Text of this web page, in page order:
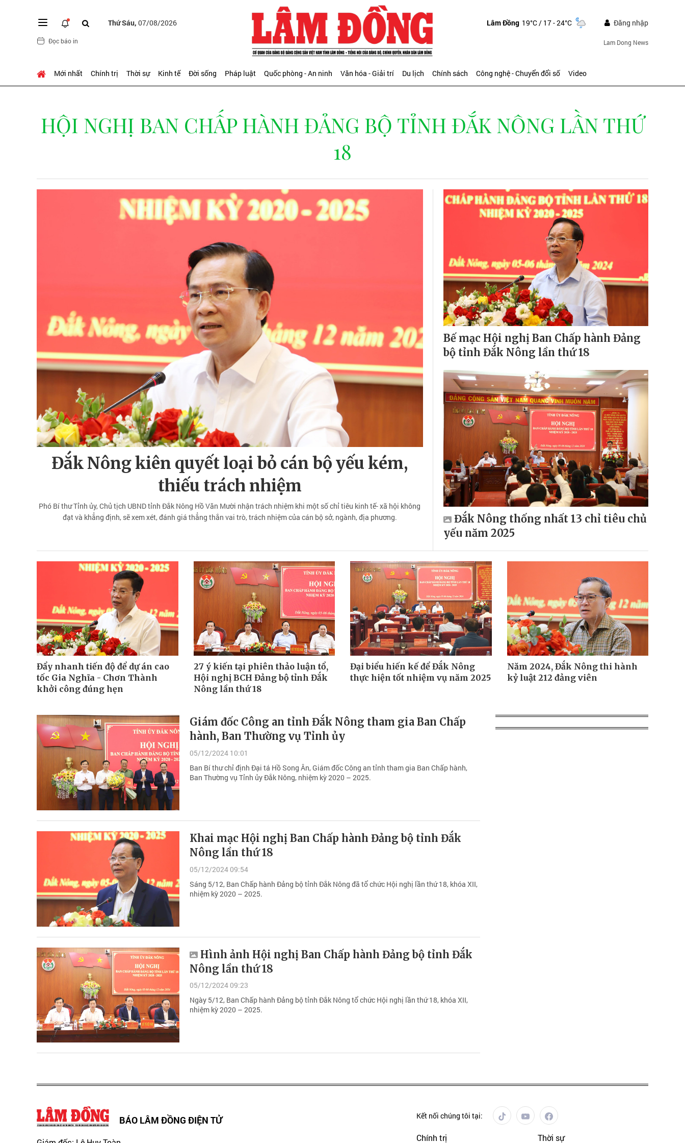
Thứ Sáu, 07/08/2026
Đọc báo in
Lâm Đồng 19°C/ 17 - 24°C Đăng nhập
Lam Dong News
Mới nhất Chính trị Thời sự Kinh tế Đời sống Pháp luật Quốc phòng - An ninh Văn hóa - Giải trí Du lịch Chính sách Công nghệ - Chuyển đổi số Video
HỘI NGHỊ BAN CHẤP HÀNH ĐẢNG BỘ TỈNH ĐẮK NÔNG LẦN THỨ
18
Đắk Nông kiên quyết loại bỏ cán bộ yếu kém,
thiếu trách nhiệm
Phó Bí thư Tỉnh ủy, Chủ tịch UBND tỉnh Đắk Nông Hồ Văn Mười nhận trách nhiệm khi một số chỉ tiêu kinh tế- xã hội không
đạt và khẳng định, sẽ xem xét, đánh giá thẳng thắn vai trò, trách nhiệm của cán bộ sở, ngành, địa phương.
Bế mạc Hội nghị Ban Chấp hành Đảng
bộ tỉnh Đắk Nông lần thứ 18
Đắk Nông thống nhất 13 chỉ tiêu chủ
yếu năm 2025
Đẩy nhanh tiến độ để dự án cao
tốc Gia Nghĩa - Chơn Thành
khởi công đúng hẹn
27 ý kiến tại phiên thảo luận tổ,
Hội nghị BCH Đảng bộ tỉnh Đắk
Nông lần thứ 18
Đại biểu hiến kế để Đắk Nông
thực hiện tốt nhiệm vụ năm 2025
Năm 2024, Đắk Nông thi hành
kỷ luật 212 đảng viên
Giám đốc Công an tỉnh Đắk Nông tham gia Ban Chấp
hành, Ban Thường vụ Tỉnh ủy
05/12/2024 10:01
Ban Bí thư chỉ định Đại tá Hồ Song Ân, Giám đốc Công an tỉnh tham gia Ban Chấp hành,
Ban Thường vụ Tỉnh ủy Đắk Nông, nhiệm kỳ 2020 – 2025.
Khai mạc Hội nghị Ban Chấp hành Đảng bộ tỉnh Đắk
Nông lần thứ 18
05/12/2024 09:54
Sáng 5/12, Ban Chấp hành Đảng bộ tỉnh Đắk Nông đã tổ chức Hội nghị lần thứ 18, khóa XII,
nhiệm kỳ 2020 – 2025.
Hình ảnh Hội nghị Ban Chấp hành Đảng bộ tỉnh Đắk
Nông lần thứ 18
05/12/2024 09:23
Ngày 5/12, Ban Chấp hành Đảng bộ tỉnh Đắk Nông tổ chức Hội nghị lần thứ 18, khóa XII,
nhiệm kỳ 2020 – 2025.
BÁO LÂM ĐỒNG ĐIỆN TỬ Kết nối chúng tôi tại:
Chính trị Thời sự